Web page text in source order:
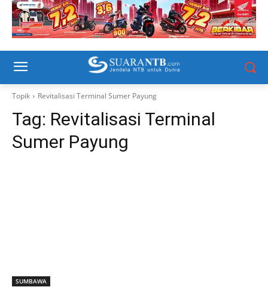
Topik Revitalisasi Terminal Sumer Payung
Tag: Revitalisasi Terminal
Sumer Payung
SUMBAWA